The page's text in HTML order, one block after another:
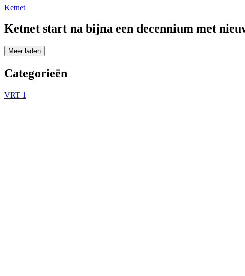
Ketnet
Ketnet start na bijna een decennium met
Meer laden
Categorieën
VRT 1